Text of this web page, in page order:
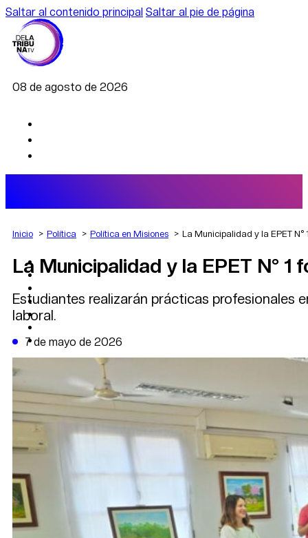
Saltar al contenido principal Saltar al pie de página
08 de agosto de 2026
AGRO
DEPORTES
POLÍTICA
CAMBIO CLIMÁTICO
DE LA TRIBUNA TV
Inicio Política Política en Misiones La Municipalidad y la EPET
La Municipalidad y la EPET N°
Estudiantes realizarán prácticas profesionales
laboral.
7 de mayo de 2026